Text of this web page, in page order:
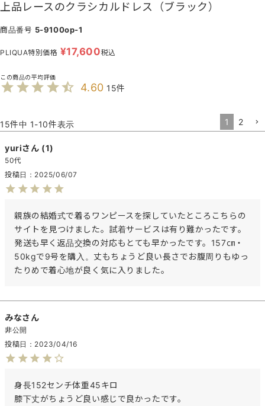
上品レースのクラシカルドレス（ブラック）
商品番号 5-9100op-1
PLIQUA特別価格 ¥17,600税込
4.60 15
15件中 1-10件表示 1 2
yuri 1
50代
投稿日
2025/06/07
親族の結婚式で着るワンピースを探していたところこちらの
サイトを見つけました。試着サービスは有り難かったです。
発送も早く返品交換の対応もとても早かったです。157㎝・
50kgで9号を購入。丈もちょうど良い長さでお腹周りもゆっ
たりめで着心地が良く気に入りました。
みな
非公開
投稿日
2023/04/16
身長152センチ体重45キロ
膝下丈がちょうど良い感じで良かったです。